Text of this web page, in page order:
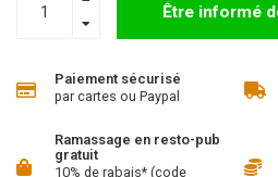
Être informé
Paiement sécurisé
par cartes ou Paypal
Ramassage en resto-pub
gratuit
10% de rabais* (code